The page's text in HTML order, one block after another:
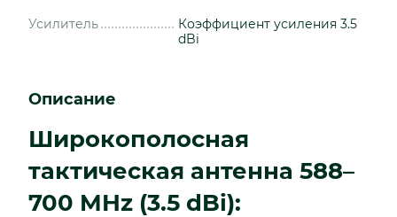
Усилитель
Коэффициент усиления 3.5
dBi
Описание
Широкополосная
тактическая антенна 588–
700 MHz (3.5 dBi):